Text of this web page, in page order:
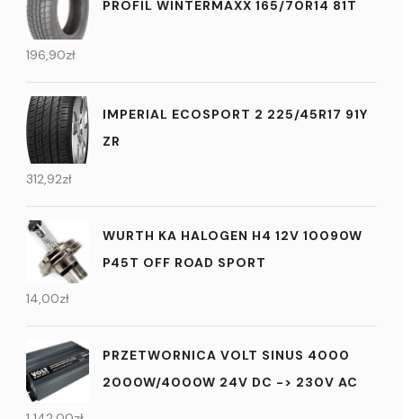
PROFIL WINTERMAXX 165/70R14 81T
196,90zł
IMPERIAL ECOSPORT 2 225/45R17 91Y
ZR
312,92zł
WURTH KA HALOGEN H4 12V 10090W
P45T OFF ROAD SPORT
14,00zł
PRZETWORNICA VOLT SINUS 4000
2000W/4000W 24V DC -> 230V AC